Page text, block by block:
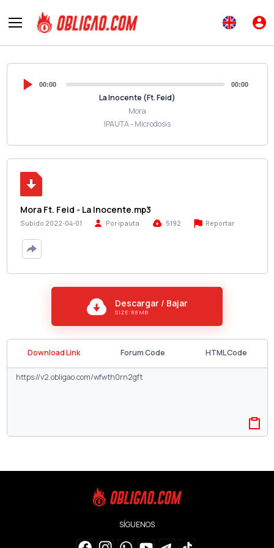
00:00 00:00
La Inocente (Ft. Feid)
Mora
IPAUTA - Microdosis
Mora Ft. Feid - La Inocente.mp3
Subido 2022-04-01 Por ipauta 5192 Reportar
Descargar / Bajar
SIZE: 8.8 MB
Download Link Forum Code HTML Code
SÍGUENOS